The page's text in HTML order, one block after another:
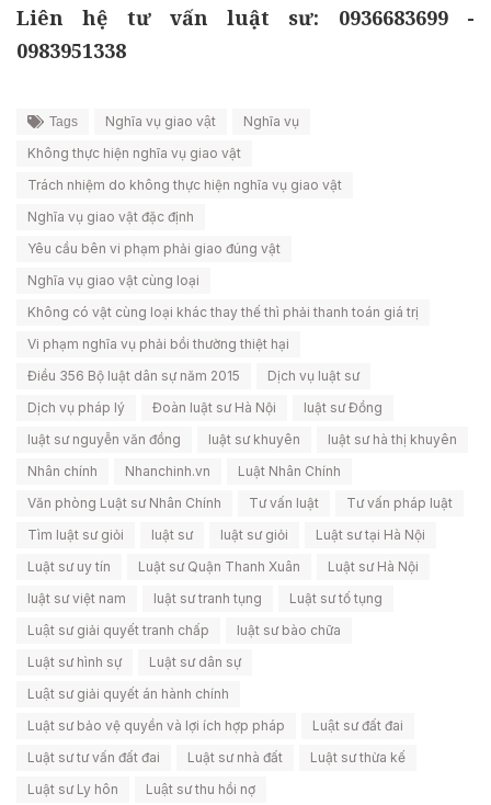
Liên hệ tư vấn luật sư: 0936683699 -
0983951338
Tags Nghĩa vụ giao vật
Nghĩa vụ
Không thực hiện nghĩa vụ giao vật
Trách nhiệm do không thực hiện nghĩa vụ giao vật
Nghĩa vụ giao vật đặc định
Yêu cầu bên vi phạm phải giao đúng vật
Nghĩa vụ giao vật cùng loại
Không có vật cùng loại khác thay thế thì phải thanh toán giá trị
Vi phạm nghĩa vụ phải bồi thường thiệt hại
Điều 356 Bộ luật dân sự năm 2015
Dịch vụ luật sư
Dịch vụ pháp lý
Đoàn luật sư Hà Nội
luật sư Đồng
luật sư nguyễn văn đồng
luật sư khuyên
luật sư hà thị khuyên
Nhân chính
Nhanchinh.vn
Luật Nhân Chính
Văn phòng Luật sư Nhân Chính
Tư vấn luật
Tư vấn pháp luật
Tìm luật sư giỏi
luật sư luật sư giỏi
Luật sư tại Hà Nội
Luật sư uy tín
Luật sư Quận Thanh Xuân
Luật sư Hà Nội
luật sư việt nam
luật sư tranh tụng
Luật sư tố tụng
Luật sư giải quyết tranh chấp
luật sư bào chữa
Luật sư hình sự
Luật sư dân sự
Luật sư giải quyết án hành chính
Luật sư bảo vệ quyền và lợi ích hợp pháp
Luật sư đất đai
Luật sư tư vấn đất đai
Luật sư nhà đất
Luật sư thừa kế
Luật sư Ly hôn
Luật sư thu hồi nợ